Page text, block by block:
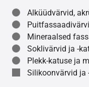
Alküüdvärvid,
Mineraalsed
Soklivärvid ja -
Plekk-katuse ja
Silikoonvärvid ja